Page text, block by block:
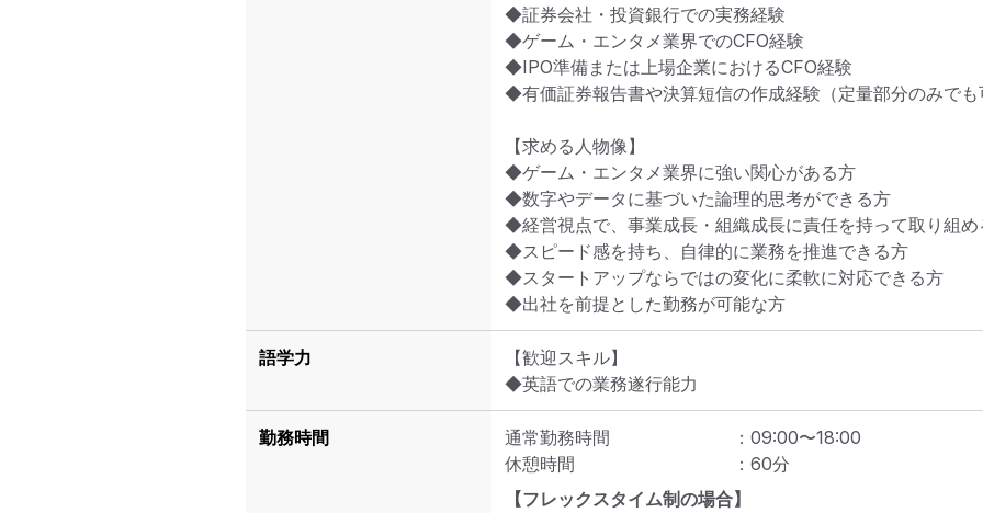
◆証券会社・投資銀行での実務経験
◆ゲーム・エンタメ業界でのCFO経験
◆IPO準備または上場企業におけるCFO経験
◆有価証券報告書や決算短信の作成経験（定量部分のみでも
【求める人物像】
◆ゲーム・エンタメ業界に強い関心がある方
◆数字やデータに基づいた論理的思考ができる方
◆経営視点で、事業成長・組織成長に責任を持って取り組め
◆スピード感を持ち、自律的に業務を推進できる方
◆スタートアップならではの変化に柔軟に対応できる方
◆出社を前提とした勤務が可能な方
語学力
【歓迎スキル】
◆英語での業務遂行能力
勤務時間 通常勤務時間 ： 09:00〜18:00
休憩時間
： 60分
【フレックスタイム制の場合】